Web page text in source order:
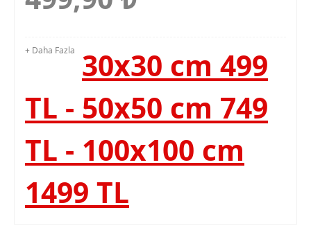
+ Daha Fazla
30x30 cm 499
TL - 50x50 cm 749
TL - 100x100 cm
1499 TL